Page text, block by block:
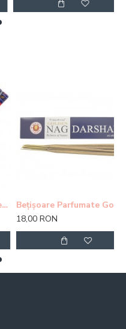
Bețișoare Parfumate Golden Nag Himalaya
18,00 RON